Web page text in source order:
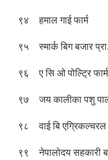
९४ हमाल गाई फार्म
९५ स्मार्क बिग बजार
९६ ए सि ओ पोल्ट्रि फार्म
९७ जय कालीका पशु
९८ वाई बि एग्रिकल्चरल
९९ नेपालोदय सहकारी